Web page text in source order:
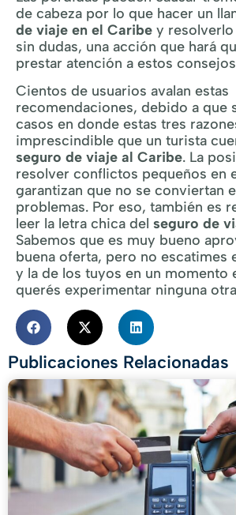
de cabeza por lo que hacer un
de viaje en el Caribe y resolverlo
sin dudas, una acción que hará
prestar atención a estos
Cientos de usuarios avalan estas
recomendaciones, debido a que
casos en donde estas tres
imprescindible que un turista
seguro de viaje al Caribe. La
resolver conflictos pequeños en
garantizan que no se conviertan
problemas. Por eso, también es
leer la letra chica del seguro de
Sabemos que es muy bueno
buena oferta, pero no escatimes
y la de los tuyos en un momento
querés experimentar ninguna
Publicaciones Relacionadas